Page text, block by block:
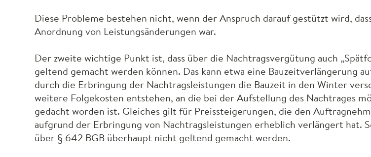
Diese Probleme bestehen nicht, wenn der Anspruch darauf gestützt wird,
Anordnung von Leistungsänderungen war.
Der zweite wichtige Punkt ist, dass über die Nachtragsvergütung auch
geltend gemacht werden können. Das kann etwa eine Bauzeitverlängerung
durch die Erbringung der Nachtragsleistungen die Bauzeit in den Winter
weitere Folgekosten entstehen, an die bei der Aufstellung des Nachtrages
gedacht worden ist. Gleiches gilt für Preissteigerungen, die den
aufgrund der Erbringung von Nachtragsleistungen erheblich verlängert hat.
über § 642 BGB überhaupt nicht geltend gemacht werden.